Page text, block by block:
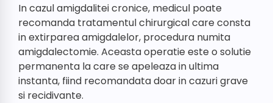
In cazul amigdalitei cronice, medicul poate
recomanda tratamentul chirurgical care consta
in extirparea amigdalelor, procedura numita
amigdalectomie. Aceasta operatie este o solutie
permanenta la care se apeleaza in ultima
instanta, fiind recomandata doar in cazuri grave
si recidivante.